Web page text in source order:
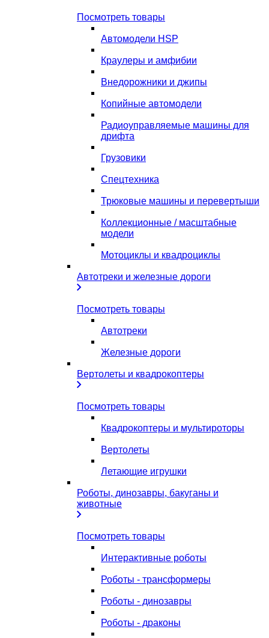
Посмотреть товары
Автомодели HSP
Краулеры и амфибии
Внедорожники и джипы
Копийные автомодели
Радиоуправляемые машины для
дрифта
Грузовики
Спецтехника
Трюковые машины и перевертыши
Коллекционные / масштабные
модели
Мотоциклы и квадроциклы
Автотреки и железные дороги
Посмотреть товары
Автотреки
Железные дороги
Вертолеты и квадрокоптеры
Посмотреть товары
Квадрокоптеры и мультироторы
Вертолеты
Летающие игрушки
Роботы, динозавры, бакуганы и
животные
Посмотреть товары
Интерактивные роботы
Роботы - трансформеры
Роботы - динозавры
Роботы - драконы